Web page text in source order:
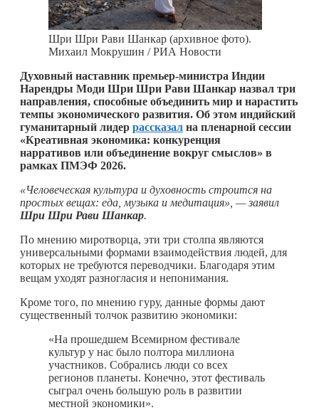
Шри Шри Рави Шанкар (архивное фото).
Михаил Мокрушин / РИА Новости
Духовный наставник премьер-министра Индии
Нарендры Моди Шри Шри Рави Шанкар назвал три
направления, способные объединить мир и нарастить
темпы экономического развития. Об этом индийский
гуманитарный лидер рассказал на пленарной сессии
«Креативная экономика: конкуренция
нарративов или объединение вокруг смыслов» в
рамках ПМЭФ 2026.
«Человеческая культура и духовность строится на
простых вещах: еда, музыка и медитация», — заявил
Шри Шри Рави Шанкар.
По мнению миротворца, эти три столпа являются
универсальными формами взаимодействия людей, для
которых не требуются переводчики. Благодаря этим
вещам уходят разногласия и непонимания.
Кроме того, по мнению гуру, данные формы дают
существенный толчок развитию экономики:
«На прошедшем Всемирном фестивале
культур у нас было полтора миллиона
участников. Собрались люди со всех
регионов планеты. Конечно, этот фестиваль
сыграл очень большую роль в развитии
местной экономики».